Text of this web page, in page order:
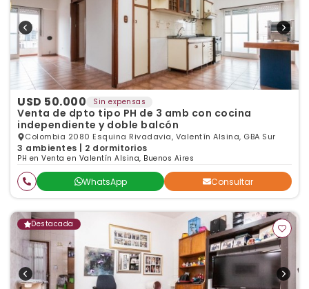
USD 50.000 Sin expensas
Venta de dpto tipo PH de 3 amb con cocina
independiente y doble balcón
Colombia 2080 Esquina Rivadavia, Valentín Alsina, GBA Sur
3 ambientes | 2 dormitorios
PH en Venta en Valentín Alsina, Buenos Aires
WhatsApp Consultar
Destacada